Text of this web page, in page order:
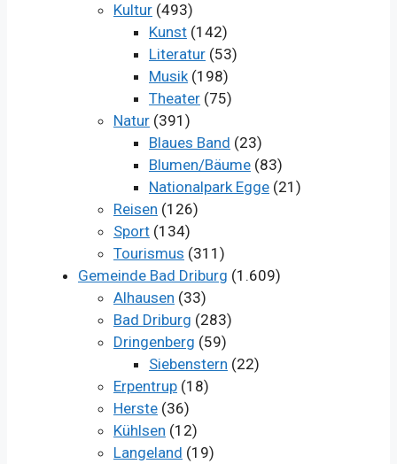
Kultur (493)
Kunst (142)
Literatur (53)
Musik(198)
Theater (75)
Natur (391)
Blaues Band (23)
Blumen/Bäume (83)
Nationalpark Egge (21)
Reisen (126)
Sport (134)
Tourismus (311)
Gemeinde Bad Driburg (1.609)
Alhausen (33)
Bad Driburg (283)
Dringenberg (59)
Siebenstern (22)
Erpentrup (18)
Herste (36)
Kühlsen (12)
Langeland (19)